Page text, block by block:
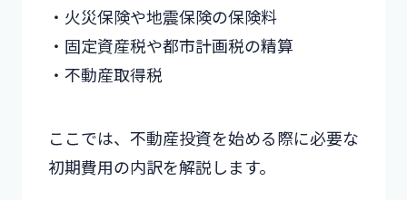
・火災保険や地震保険の保険料
・固定資産税や都市計画税の精算
・不動産取得税
ここでは、不動産投資を始める際に必要な
初期費用の内訳を解説します。